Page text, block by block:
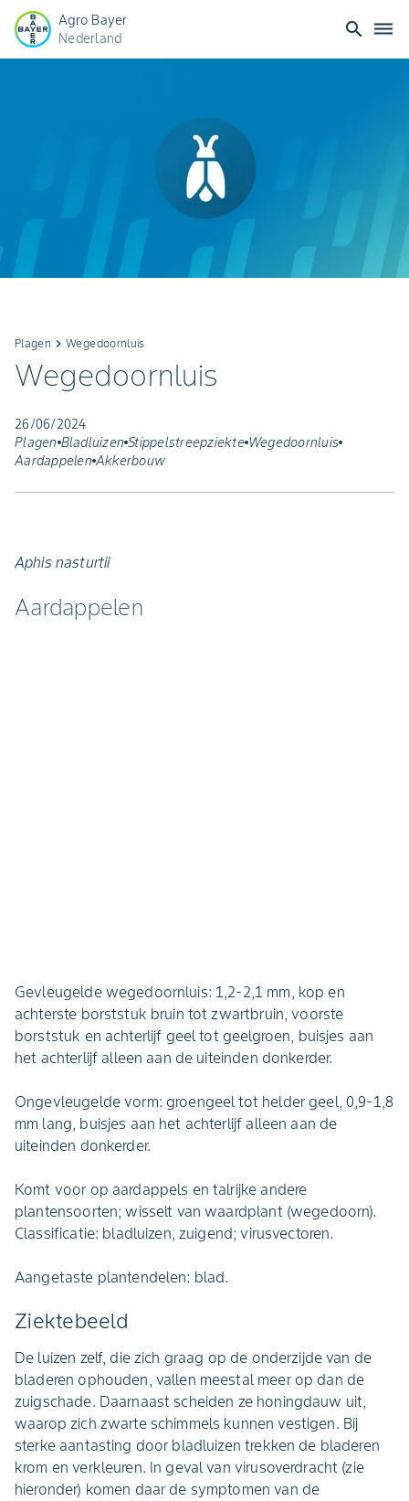
Agro Bayer
Nederland
search dehaze
Plagen keyboard_arrow_rightWegedoornluis
Wegedoornluis
26/06/2024
Plagen Bladluizen Stippelstreepziekte Wegedoornluis
Aardappelen Akkerbouw
Aphis nasturtii
Aardappelen
Gevleugelde wegedoornluis: 1,2-2,1 mm, kop en
achterste borststuk bruin tot zwartbruin, voorste
borststuk en achterlijf geel tot geelgroen, buisjes aan
het achterlijf alleen aan de uiteinden donkerder.
Ongevleugelde vorm: groengeel tot helder geel, 0,9-1,8
mm lang, buisjes aan het achterlijf alleen aan de
uiteinden donkerder.
Komt voor op aardappels en talrijke andere
plantensoorten; wisselt van waardplant (wegedoorn).
Classificatie: bladluizen, zuigend; virusvectoren.
Aangetaste plantendelen: blad.
Ziektebeeld
De luizen zelf, die zich graag op de onderzijde van de
bladeren ophouden, vallen meestal meer op dan de
zuigschade. Daarnaast scheiden ze honingdauw uit,
waarop zich zwarte schimmels kunnen vestigen. Bij
sterke aantasting door bladluizen trekken de bladeren
krom en verkleuren. In geval van virusoverdracht (zie
hieronder) komen daar de symptomen van de